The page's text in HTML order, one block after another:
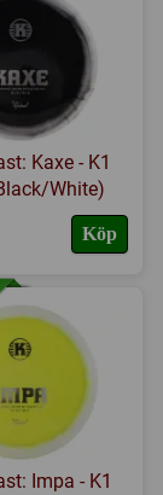
Kaxe - K1
White)
Köp
Impa - K1